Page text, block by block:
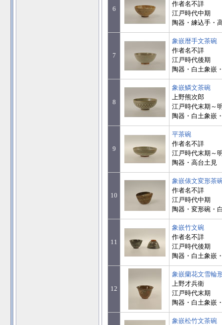
6
作者名不詳
江戸時代中期
陶器・練込手
7
象嵌暦手文茶碗
作者名不詳
江戸時代後期
陶器・白土象
8
象嵌鱗文茶碗
上野熊次郎
江戸時代末期～
陶器・白土象
9
平茶碗
作者名不詳
江戸時代末期～
陶器・高台土
10
象嵌俵文変形茶
作者名不詳
江戸時代中期
陶器・変形碗
11
象嵌竹文碗
作者名不詳
江戸時代後期
陶器・白土象
12
象嵌蘭花文雪輪
上野才兵衛
江戸時代末期
陶器・白土象
象嵌松竹文茶碗